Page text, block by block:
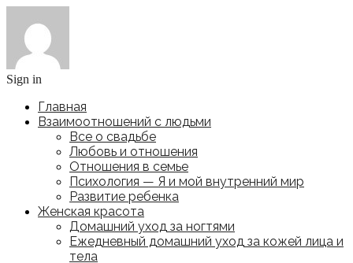
Sign in
Главная
Взаимоотношений с людьми
Все о свадьбе
Любовь и отношения
Отношения в семье
Психология — Я и мой внутренний мир
Развитие ребенка
Женская красота
Домашний уход за ногтями
Ежедневный домашний уход за кожей лица и
тела